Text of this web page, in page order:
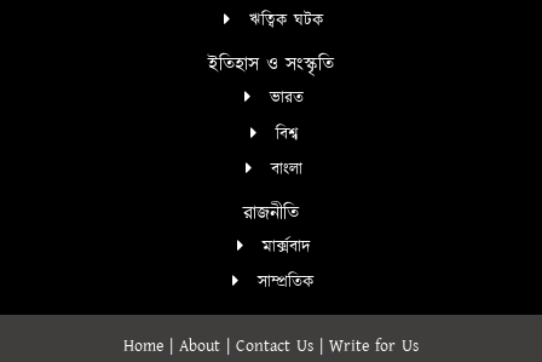
ঋত্বিক ঘটক
ইতিহাস ও সংস্কৃতি
ভারত
বিশ্ব
বাংলা
রাজনীতি
মার্ক্সবাদ
সাম্প্রতিক
Home About Contact Us Write for Us